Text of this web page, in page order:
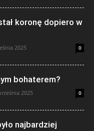
koronę dopiero w
2025 0
bohaterem?
2025 0
najbardziej